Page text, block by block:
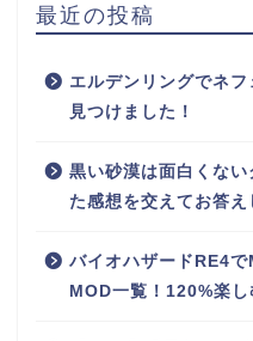
最近の投稿
エルデンリングでネ
見つけました！
黒い砂漠は面白くな
た感想を交えてお答え
バイオハザードRE4
MOD一覧！120%楽し